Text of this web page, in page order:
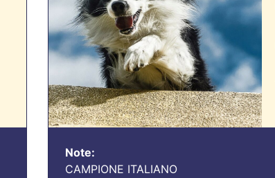
Note:
CAMPIONE ITALIANO